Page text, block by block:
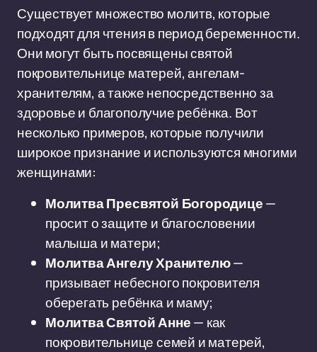
Существует множество молитв, которые
подходят для чтения в период беременности.
Они могут быть посвящены святой
покровительнице матерей, ангелам-
хранителям, а также непосредственно за
здоровье и благополучие ребёнка. Вот
несколько примеров, которые получили
широкое признание и используются многими
женщинами:
Молитва Пресвятой Богородице—
просит о защите и благословении
малыша и матери;
Молитва Ангелу Хранителю—
призывает небесного покровителя
оберегать ребёнка и маму;
Молитва Святой Анне— как
покровительнице семей и матерей,